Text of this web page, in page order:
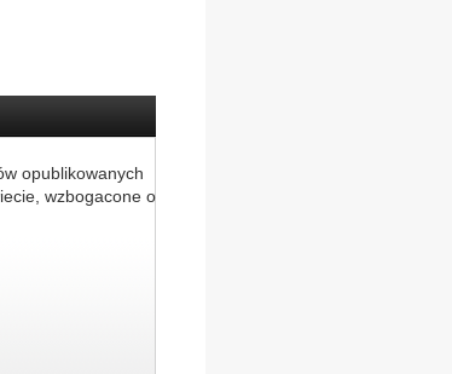
opublikowanych
wzbogacone o